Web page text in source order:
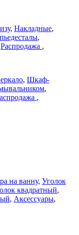
, Накладные,
,
Распродажа ,
, Шкаф-
,
,
на ванну, Уголок
квадратный,
, Аксессуары,